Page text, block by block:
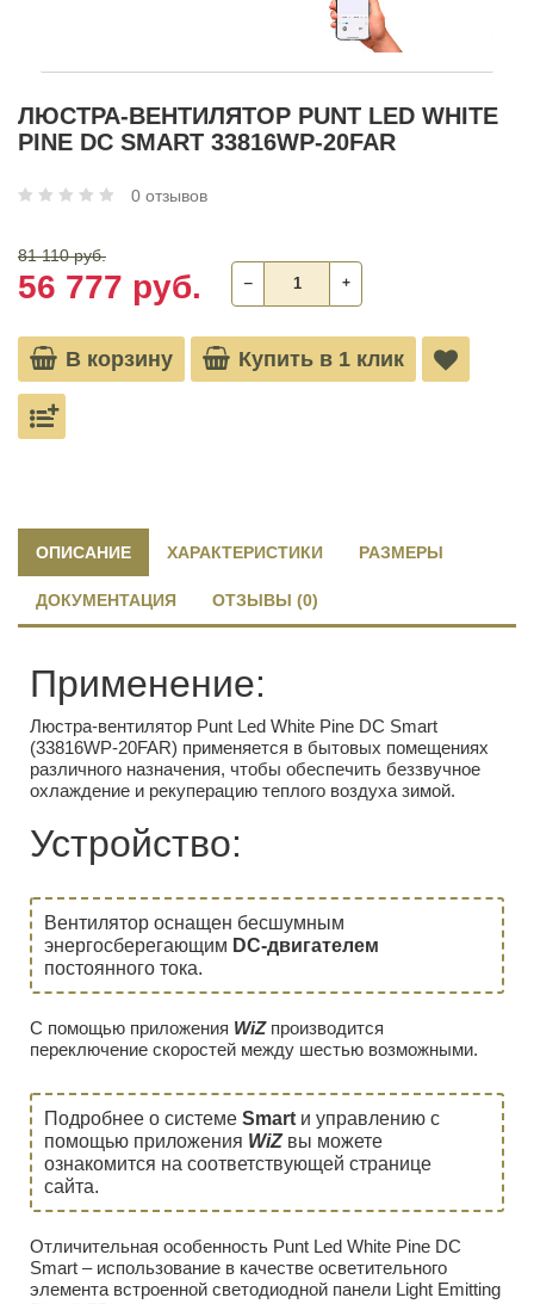
ЛЮСТРА-ВЕНТИЛЯТОР PUNT LED WHITE
PINE DC SMART 33816WP-20FAR
0 отзывов
81 110 руб.
56 777 руб. ‒ +
В корзину Купить в 1 клик
ОПИСАНИЕ ХАРАКТЕРИСТИКИ РАЗМЕРЫ
ДОКУМЕНТАЦИЯ ОТЗЫВЫ (0)
Применение:
Люстра-вентилятор Punt Led White Pine DC Smart
(33816WP-20FAR) применяется в бытовых помещениях
различного назначения, чтобы обеспечить беззвучное
охлаждение и рекуперацию теплого воздуха зимой.
Устройство:
Вентилятор оснащен бесшумным
энергосберегающим DC-двигателем
постоянного тока.
С помощью приложения WiZпроизводится
переключение скоростей между шестью возможными.
Подробнее о системе Smart и управлению с
помощью приложения WiZвы можете
ознакомится на соответствующей странице
сайта.
Отличительная особенность Punt Led White Pine DC
Smart – использование в качестве осветительного
элемента встроенной светодиодной панели Light Emitting